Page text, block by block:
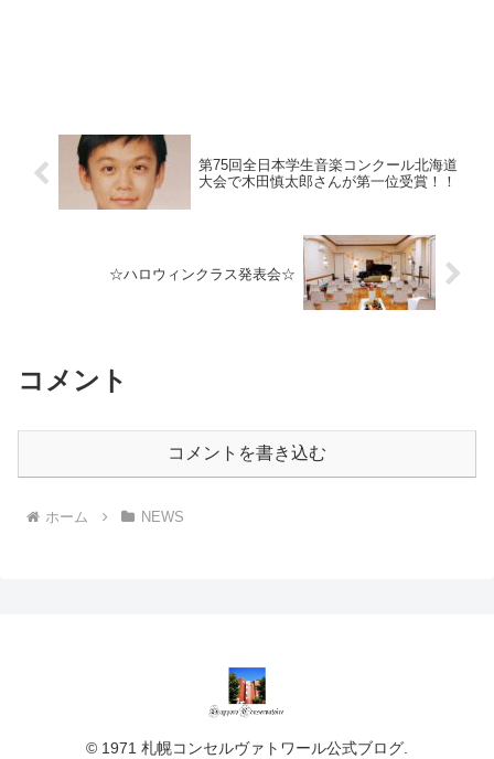
第75回全日本学生音楽コンクール北海道
大会で木田慎太郎さんが第一位受賞！！
☆ハロウィンクラス発表会☆
コメント
コメントを書き込む
ホーム NEWS
© 1971 札幌コンセルヴァトワール公式ブログ.